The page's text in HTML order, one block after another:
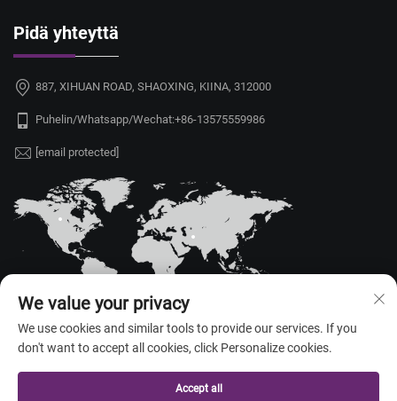
Pidä yhteyttä
887, XIHUAN ROAD, SHAOXING, KIINA, 312000
Puhelin/Whatsapp/Wechat:+86-13575559986
[email protected]
oikeudet pidätetty. —Tietosuojakäytäntö
We value your privacy
We use cookies and similar tools to provide our services. If you
don't want to accept all cookies, click Personalize cookies.
Accept all